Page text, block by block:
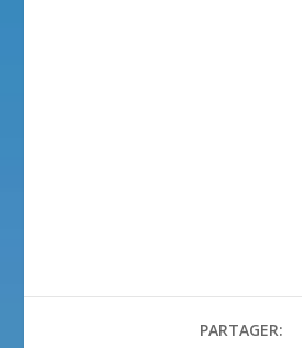
PARTAGER: